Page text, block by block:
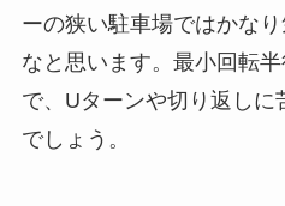
ーの狭い駐車場ではかな
なと思います。最小回転
で、Uターンや切り返しに
でしょう。